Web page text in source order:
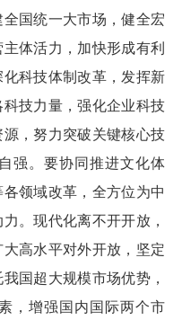
国统一大市场，健全宏
体活力，加快形成有利
科技体制改革，发挥新
技力量，强化企业科技
，努力突破关键核心技
强。要协同推进文化体
领域改革，全方位为中
。现代化离不开开放，
高水平对外开放，坚定
国超大规模市场优势，
，增强国内国际两个市